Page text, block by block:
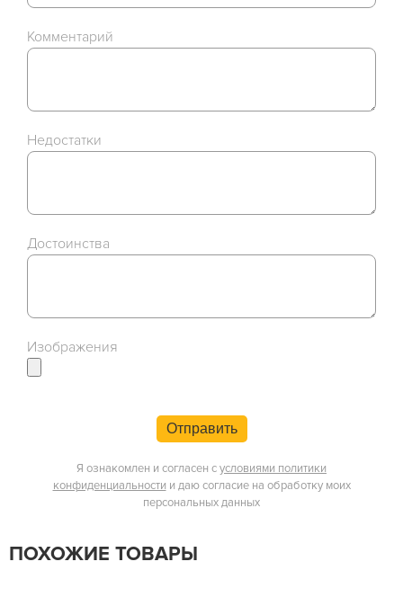
Комментарий
Недостатки
Достоинства
Изображения
Отправить
Я ознакомлен и согласен сусловиями политики
конфиденциальности и даю согласие на обработку моих
персональных данных
ПОХОЖИЕ ТОВАРЫ